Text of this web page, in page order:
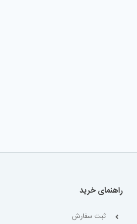
راهنمای خرید
ثبت سفارش